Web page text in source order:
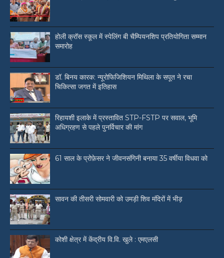
होली क्रॉस स्कूल में स्पेलिंग बी चैम्पियनशिप प्रतियोगिता सम्मान
समारोह
डॉ. बिनय कारक: न्यूरोफिजिशियन मिथिला के सपूत ने रचा
चिकित्सा जगत में इतिहास
रिहायशी इलाके में प्रस्तावित STP-FSTP पर सवाल, भूमि
अधिग्रहण से पहले पुनर्विचार की मांग
61 साल के प्रोफ़ेसर ने जीवनसंगिनी बनाया 35 वर्षीया विधवा को
सावन की तीसरी सोमवारी को उमड़ी शिव मंदिरों में भीड़
कोशी क्षेत्र में केंद्रीय वि.वि. खुले : एमएलसी